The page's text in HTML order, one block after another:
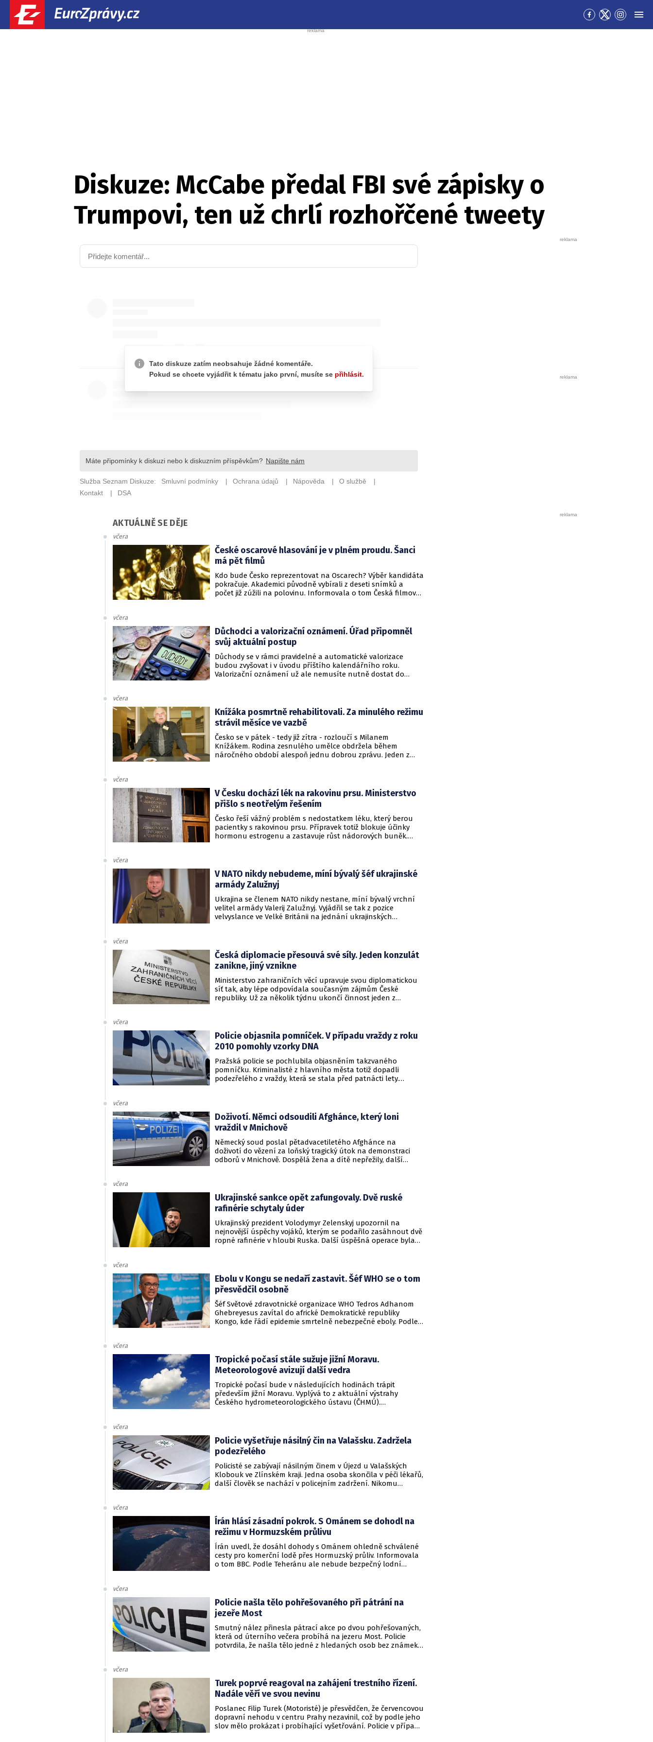
Přejít
na
Přejít
na
Přejít
na
Diskuze: McCabe předal FBI své zápisky o
Trumpovi, ten už chrlí rozhořčené tweety
AKTUÁLNĚ SE DĚJE
včera
České oscarové hlasování je v plném proudu. Šanci
má pět filmů
Kdo bude Česko reprezentovat na Oscarech? Výběr kandidáta
pokračuje. Akademici původně vybírali z deseti snímků a
počet již zúžili na polovinu. Informovala o tom Česká filmová
včera
Důchodci a valorizační oznámení. Úřad připomněl
svůj aktuální postup
Důchody se v rámci pravidelné a automatické valorizace
budou zvyšovat i v úvodu příštího kalendářního roku.
Valorizační oznámení už ale nemusíte nutně dostat do
včera
Knížáka posmrtně rehabilitovali. Za minulého režimu
strávil měsíce ve vazbě
Česko se v pátek - tedy již zítra - rozloučí s Milanem
Knížákem. Rodina zesnulého umělce obdržela během
náročného období alespoň jednu dobrou zprávu. Jeden z
včera
V Česku dochází lék na rakovinu prsu. Ministerstvo
přišlo s neotřelým řešením
Česko řeší vážný problém s nedostatkem léku, který berou
pacientky s rakovinou prsu. Přípravek totiž blokuje účinky
hormonu estrogenu a zastavuje růst nádorových buněk.
včera
V NATO nikdy nebudeme, míní bývalý šéf ukrajinské
armády Zalužnyj
Ukrajina se členem NATO nikdy nestane, míní bývalý vrchní
velitel armády Valerij Zalužnyj. Vyjádřil se tak z pozice
velvyslance ve Velké Británii na jednání ukrajinských
včera
Česká diplomacie přesouvá své síly. Jeden konzulát
zanikne, jiný vznikne
Ministerstvo zahraničních věcí upravuje svou diplomatickou
síť tak, aby lépe odpovídala současným zájmům České
republiky. Už za několik týdnu ukončí činnost jeden z
včera
Policie objasnila pomníček. V případu vraždy z roku
2010 pomohly vzorky DNA
Pražská policie se pochlubila objasněním takzvaného
pomníčku. Kriminalisté z hlavního města totiž dopadli
podezřelého z vraždy, která se stala před patnácti lety.
včera
Doživotí. Němci odsoudili Afghánce, který loni
vraždil v Mnichově
Německý soud poslal pětadvacetiletého Afghánce na
doživotí do vězení za loňský tragický útok na demonstraci
odborů v Mnichově. Dospělá žena a dítě nepřežily, další
včera
Ukrajinské sankce opět zafungovaly. Dvě ruské
rafinérie schytaly úder
Ukrajinský prezident Volodymyr Zelenskyj upozornil na
nejnovější úspěchy vojáků, kterým se podařilo zasáhnout dvě
ropné rafinérie v hloubi Ruska. Další úspěšná operace byla
včera
Ebolu v Kongu se nedaří zastavit. Šéf WHO se o tom
přesvědčil osobně
Šéf Světové zdravotnické organizace WHO Tedros Adhanom
Ghebreyesus zavítal do africké Demokratické republiky
Kongo, kde řádí epidemie smrtelně nebezpečné eboly. Podle
včera
Tropické počasí stále sužuje jižní Moravu.
Meteorologové avizují další vedra
Tropické počasí bude v následujících hodinách trápit
především jižní Moravu. Vyplývá to z aktuální výstrahy
Českého hydrometeorologického ústavu (ČHMÚ).
včera
Policie vyšetřuje násilný čin na Valašsku. Zadržela
podezřelého
Policisté se zabývají násilným činem v Újezd u Valašských
Klobouk ve Zlínském kraji. Jedna osoba skončila v péči lékařů,
další člověk se nachází v policejním zadržení. Nikomu
včera
Írán hlásí zásadní pokrok. S Ománem se dohodl na
režimu v Hormuzském průlivu
Írán uvedl, že dosáhl dohody s Ománem ohledně schválené
cesty pro komerční lodě přes Hormuzský průliv. Informovala
o tom BBC. Podle Teheránu ale nebude bezpečný lodní
včera
Policie našla tělo pohřešovaného při pátrání na
jezeře Most
Smutný nález přinesla pátrací akce po dvou pohřešovaných,
která od úterního večera probíhá na jezeru Most. Policie
potvrdila, že našla tělo jedné z hledaných osob bez známek
včera
Turek poprvé reagoval na zahájení trestního řízení.
Nadále věří ve svou nevinu
Poslanec Filip Turek (Motoristé) je přesvědčen, že červencovou
dopravní nehodu v centru Prahy nezavinil, což by podle jeho
slov mělo prokázat i probíhající vyšetřování. Policie v případu